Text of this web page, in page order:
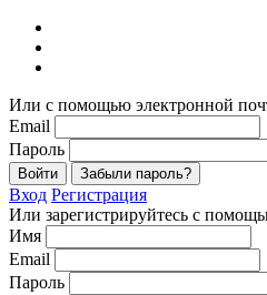
Или с помощью электронной
Email
Пароль
Войти Забыли пароль?
Вход Регистрация
Или зарегистрируйтесь с
Имя
Email
Пароль